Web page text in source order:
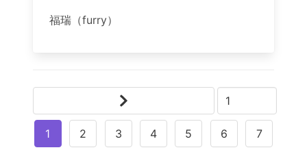
福瑞（furry）
1 2 3 4 5 6 7